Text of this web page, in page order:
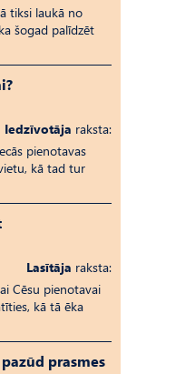
tiksi laukā no
šogad palīdzēt
Iedzīvotāja raksta:
pienotavas
kā tad tur
Lasītāja raksta:
Cēsu pienotavai
kā tā ēka
prasmes